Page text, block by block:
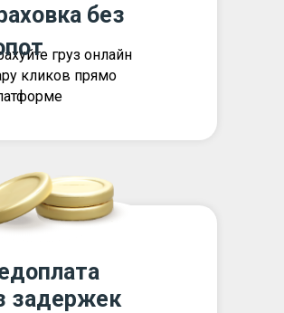
груз онлайн
кликов прямо
без
задержек